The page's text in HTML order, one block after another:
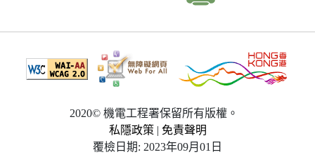
2020© 機電工程署保留所有版權。
私隱政策 | 免責聲明
覆檢日期: 2023年09月01日